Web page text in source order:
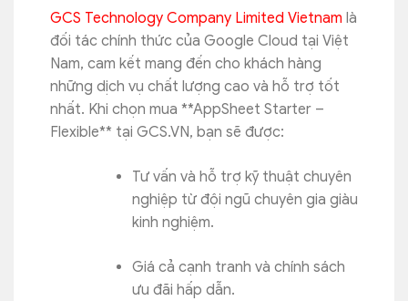
GCS Technology Company Limited Vietnam là
đối tác chính thức của Google Cloud tại Việt
Nam, cam kết mang đến cho khách hàng
những dịch vụ chất lượng cao và hỗ trợ tốt
nhất. Khi chọn mua **AppSheet Starter –
Flexible** tại GCS.VN, bạn sẽ được:
Tư vấn và hỗ trợ kỹ thuật chuyên
nghiệp từ đội ngũ chuyên gia giàu
kinh nghiệm.
Giá cả cạnh tranh và chính sách
ưu đãi hấp dẫn.